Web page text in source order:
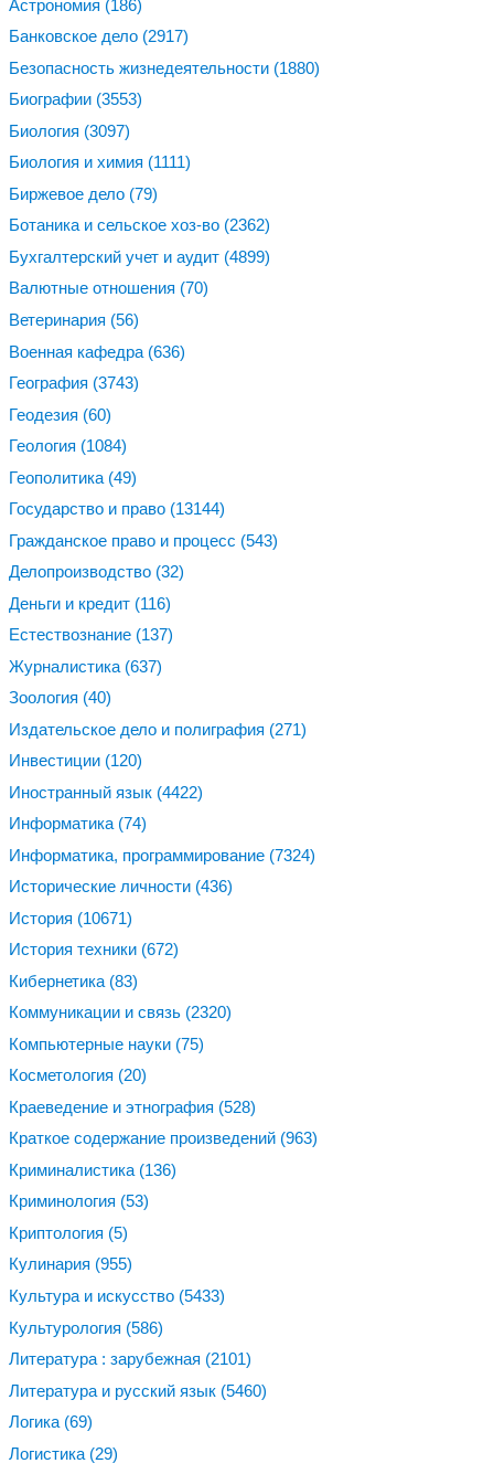
Астрономия (186)
Банковское дело (2917)
Безопасность жизнедеятельности (1880)
Биографии (3553)
Биология (3097)
Биология и химия (1111)
Биржевое дело (79)
Ботаника и сельское хоз-во (2362)
Бухгалтерский учет и аудит (4899)
Валютные отношения (70)
Ветеринария (56)
Военная кафедра (636)
География (3743)
Геодезия (60)
Геология (1084)
Геополитика (49)
Государство и право (13144)
Гражданское право и процесс (543)
Делопроизводство (32)
Деньги и кредит (116)
Естествознание (137)
Журналистика (637)
Зоология (40)
Издательское дело и полиграфия (271)
Инвестиции (120)
Иностранный язык (4422)
Информатика (74)
Информатика, программирование (7324)
Исторические личности (436)
История (10671)
История техники (672)
Кибернетика (83)
Коммуникации и связь (2320)
Компьютерные науки (75)
Косметология (20)
Краеведение и этнография (528)
Краткое содержание произведений (963)
Криминалистика (136)
Криминология (53)
Криптология (5)
Кулинария (955)
Культура и искусство (5433)
Культурология (586)
Литература : зарубежная (2101)
Литература и русский язык (5460)
Логика (69)
Логистика (29)